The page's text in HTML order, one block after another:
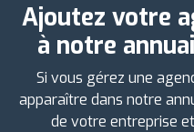
Ajoutez votre
à notre
Si vous gérez une
apparaître dans notre
de votre entreprise